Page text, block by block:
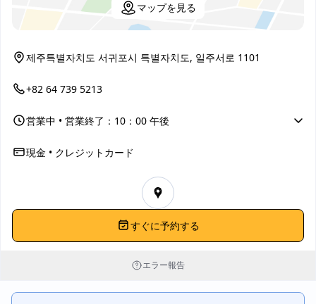
🥤 梨ジュースは個人的には普通で、特に驚くことはありません
が、再注文したくはない程度です。つけダレのごま油は香りが良
体として、肉質は確かに実力がありますが、理性的に考えると心
マップを見る
제주특별자치도 서귀포시 특별자치도, 일주서로 1101
+82 64 739 5213
営業中 • 営業終了：10：00 午後
現金 • クレジットカード
すぐに予約する
エラー報告